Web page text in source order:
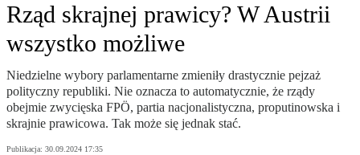
Rząd skrajnej prawicy? W Austrii
wszystko możliwe
Niedzielne wybory parlamentarne zmieniły drastycznie pejzaż
polityczny republiki. Nie oznacza to automatycznie, że rządy
obejmie zwycięska FPÖ, partia nacjonalistyczna, proputinowska i
skrajnie prawicowa. Tak może się jednak stać.
Publikacja: 30.09.2024 17:35